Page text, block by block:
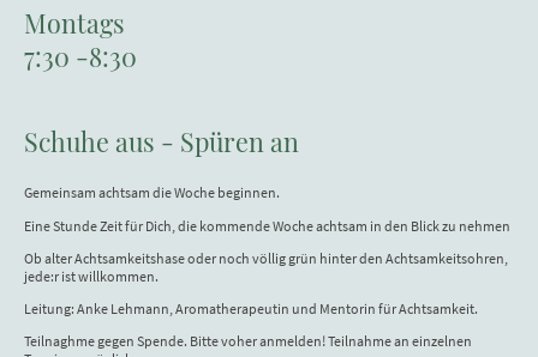
Montags
7:30 -8:30
Schuhe aus - Spüren an
Gemeinsam achtsam die Woche beginnen.
Eine Stunde Zeit für Dich, die kommende Woche achtsam in den Blick zu nehmen
Ob alter Achtsamkeitshase oder noch völlig grün hinter den Achtsamkeitsohren,
jede:r ist willkommen.
Leitung: Anke Lehmann, Aromatherapeutin und Mentorin für Achtsamkeit.
Teilnaghme gegen Spende. Bitte voher anmelden! Teilnahme an einzelnen